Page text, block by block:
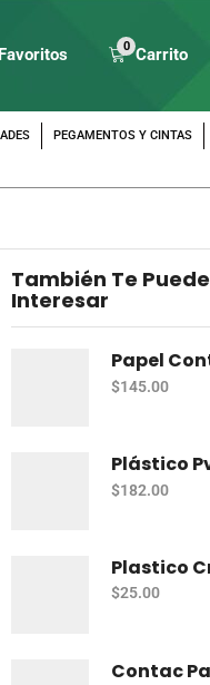
0 Carrito
PEGAMENTOS Y CINTAS
También Te Puede
Interesar
$145.00
$182.00
$25.00